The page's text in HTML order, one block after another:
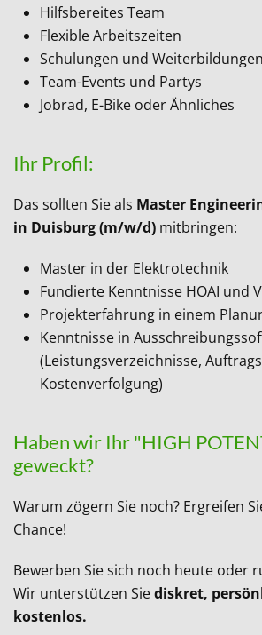
Hilfsbereites Team
Flexible Arbeitszeiten
Schulungen und Weiterbildungen
Team-Events und Partys
Jobrad, E-Bike oder Ähnliches
Ihr Profil:
Das sollten Sie als Master
in Duisburg (m/w/d) mitbringen:
Master in der Elektrotechnik
Fundierte Kenntnisse HOAI und
Projekterfahrung in einem
Kenntnisse in
(Leistungsverzeichnisse,
Kostenverfolgung)
Haben wir Ihr "HIGH
geweckt?
Warum zögern Sie noch? Ergreifen
Chance!
Bewerben Sie sich noch heute oder
Wir unterstützen Siediskret,
kostenlos.